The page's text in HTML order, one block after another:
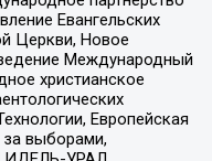
Евангельских
Церкви, Новое
Международный
христианское
Европейская
выборами,